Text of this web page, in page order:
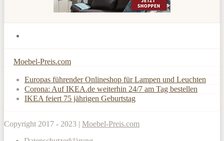
Moebel-Preis.com
Europas führender Onlineshop für Lampen und Leuchten
Corona: Auf IKEA.de weiterhin 24/7 am Tag bestellen
IKEA feiert 75 jährigen Geburtstag
Copyright 2017 - 2023 | Moebel-Preis.com